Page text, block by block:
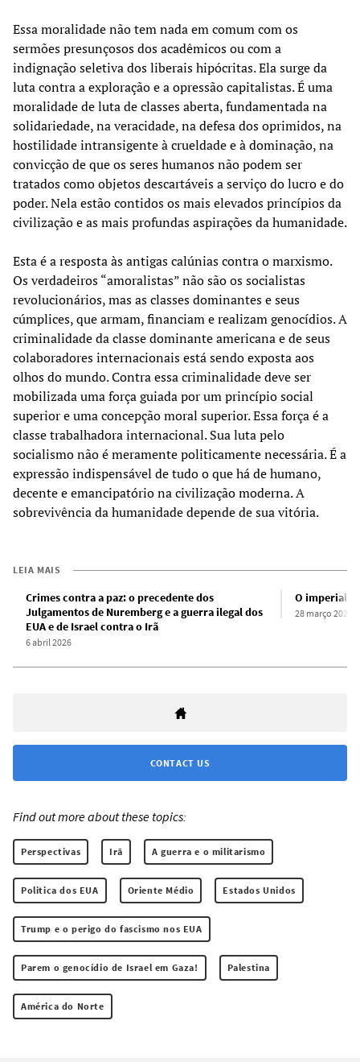
Essa moralidade não tem nada em comum com os
sermões presunçosos dos acadêmicos ou com a
indignação seletiva dos liberais hipócritas. Ela surge da
luta contra a exploração e a opressão capitalistas. É uma
moralidade de luta de classes aberta, fundamentada na
solidariedade, na veracidade, na defesa dos oprimidos, na
hostilidade intransigente à crueldade e à dominação, na
convicção de que os seres humanos não podem ser
tratados como objetos descartáveis a serviço do lucro e do
poder. Nela estão contidos os mais elevados princípios da
civilização e as mais profundas aspirações da humanidade.
Esta é a resposta às antigas calúnias contra o marxismo.
Os verdadeiros “amoralistas” não são os socialistas
revolucionários, mas as classes dominantes e seus
cúmplices, que armam, financiam e realizam genocídios. A
criminalidade da classe dominante americana e de seus
colaboradores internacionais está sendo exposta aos
olhos do mundo. Contra essa criminalidade deve ser
mobilizada uma força guiada por um princípio social
superior e uma concepção moral superior. Essa força é a
classe trabalhadora internacional. Sua luta pelo
socialismo não é meramente politicamente necessária. É a
expressão indispensável de tudo o que há de humano,
decente e emancipatório na civilização moderna. A
sobrevivência da humanidade depende de sua vitória.
LEIA MAIS
Crimes contra a paz: o precedente dos
Julgamentos de Nuremberg e a guerra ilegal dos
EUA e de Israel contra o Irã
6 abril 2026
O
28 março 2026
CONTACT US
Find out more about these topics:
Perspectivas Irã A guerra e o militarismo
Politica dos EUA Oriente Médio Estados Unidos
Trump e o perigo do fascismo nos EUA
Parem o genocídio de Israel em Gaza! Palestina
América do Norte